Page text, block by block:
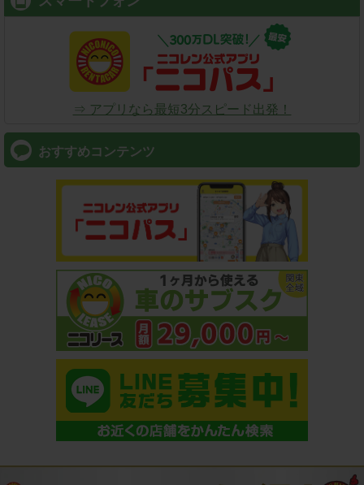
⇒ アプリなら最短3分スピード出発！
おすすめコンテンツ